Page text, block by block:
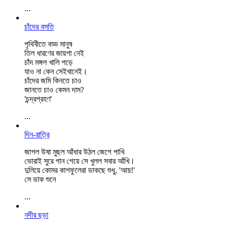
...
চাঁদের বসতি
পৃথিবীতে বড্ড মানুষ
তিল ধারণের জায়গা নেই
চাঁদ মঙ্গল খালি পড়ে
যাও না কেন সেইখানেই।
চাঁদের জমি কিনতে চাও
জানতে চাও কেমন দাম?
'চন্দ্রগ্রহণ'
...
দিন-রাত্রি
জাগল উষা মুছল আঁধার উঠল জেগে পাখি
ভোরাই সুরে গান গেয়ে সে খুলল সবার আঁখি।
দুলিয়ে কোমর কাশফুলেরা ডাকছে শুধু, 'আয়!'
সে ডাক শুনে
...
নদীর ছড়া